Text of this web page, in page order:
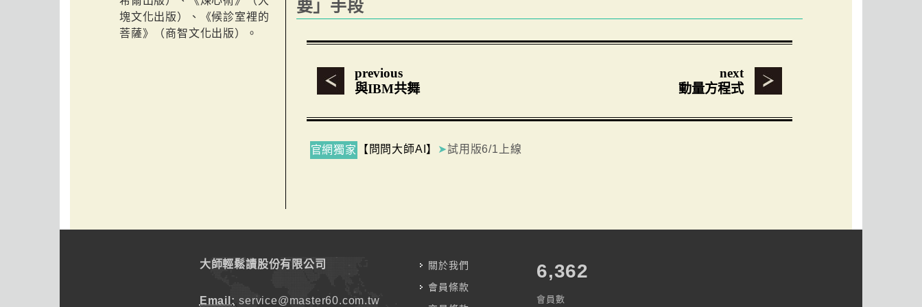
塊文化出版）、《候診室裡的
菩薩》（商智文化出版）。
要」手段
previous
與IBM共舞
next
動量方程式
官網獨家 【問問大師AI】 ➤試用版6/1上線
大師輕鬆讀股份有限公司
Email: service@master60.com.tw
關於我們
會員條款
7,787
會員數